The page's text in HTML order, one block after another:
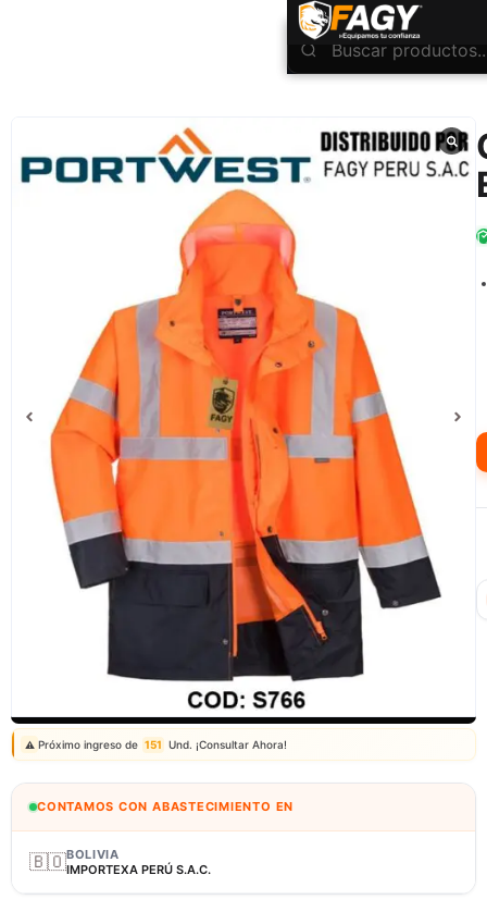
Alta Visibilidad Chaqueta 5 en 1 bicolor Essential S766
Correo: ventas@fagy.com.pe (01) 6371882 - 915 330 639
⚠️ Próximo ingreso de 151 Und. ¡Consultar Ahora!
CONTAMOS CON ABASTECIMIENTO EN
🇧🇴BOLIVIA
IMPORTEXA PERÚ S.A.C.